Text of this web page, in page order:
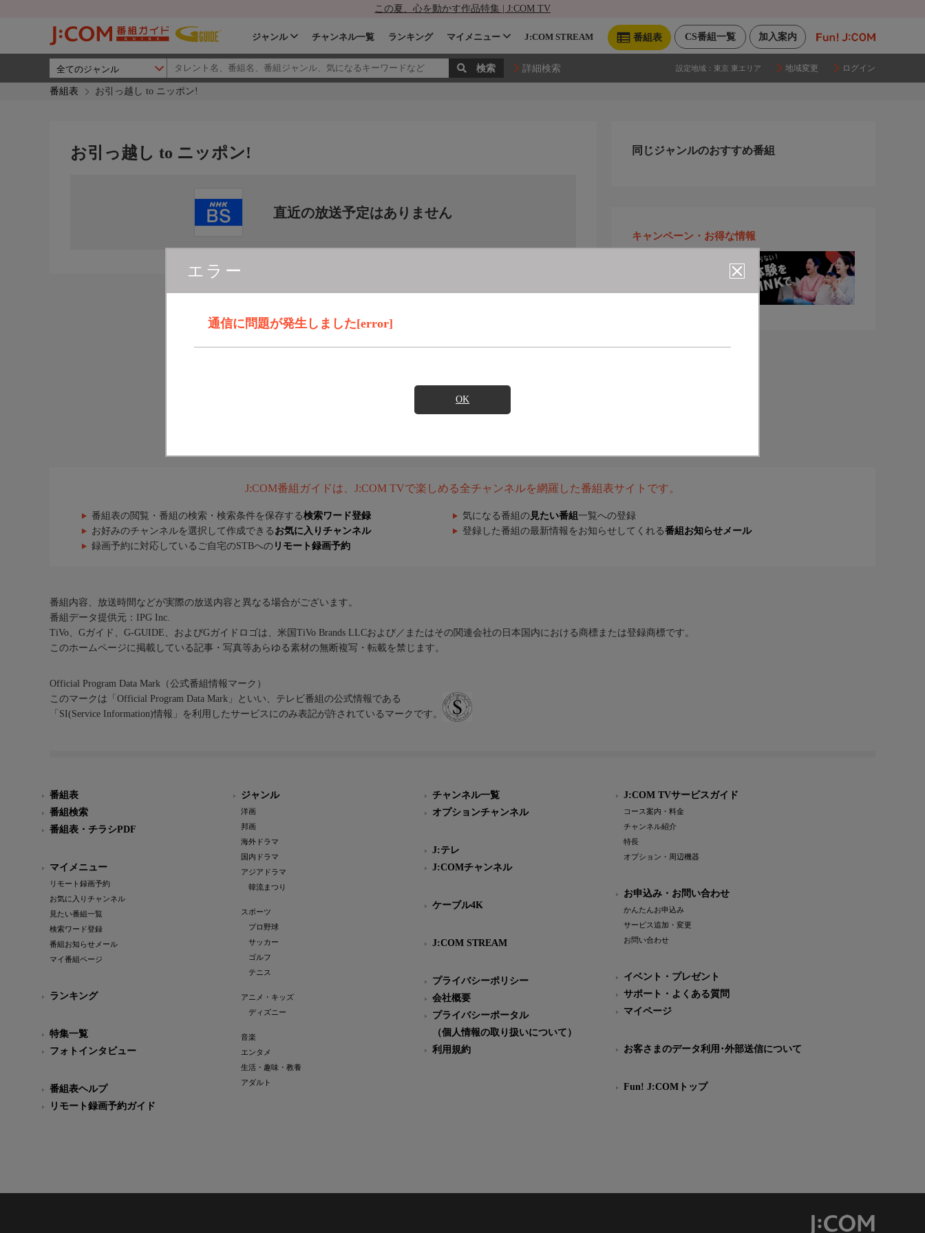
この夏、心を動かす作品特集 | J:COM TV
加入案内
CS番組一覧
番組表
ジャンル チャンネル一覧 ランキング マイメニュー J:COM STREAM
詳細検索 設定地域： 東京 東エリア 地域変更 ログイン
番組表 お引っ越し to ニッポン!
エラー
通信に問題が発生しました[error]
OK
お引っ越し to ニッポン!
直近の放送予定はありません
同じジャンルのおすすめ番組
キャンペーン・お得な情報
J:COM番組ガイドは、J:COM TVで楽しめる全チャンネルを網羅した番組表サイトです。
番組表の閲覧・番組の検索・検索条件を保存する検索ワード登録 気になる番組の 見たい番組 一覧への登録
お好みのチャンネルを選択して作成できる お気に入りチャンネル 登録した番組の最新情報をお知らせしてくれる番組お知らせメール
録画予約に対応しているご自宅のSTBへの リモート録画予約
番組内容、放送時間などが実際の放送内容と異なる場合がございます。
番組データ提供元：IPG Inc.
TiVo、Gガイド、G-GUIDE、およびGガイドロゴは、米国TiVo Brands LLCおよび／またはその関連会社の日本国内における商標または登録商標です。
このホームページに掲載している記事・写真等あらゆる素材の無断複写・転載を禁じます。
Official Program Data Mark（公式番組情報マーク）
このマークは「Official Program Data Mark」といい、テレビ番組の公式情報である
「SI(Service Information)情報」を利用したサービスにのみ表記が許されているマークです。
番組表
番組検索
番組表・チラシPDF
マイメニュー
リモート録画予約
お気に入りチャンネル
見たい番組一覧
検索ワード登録
番組お知らせメール
マイ番組ページ
ランキング
特集一覧
フォトインタビュー
番組表ヘルプ
リモート録画予約ガイド
ジャンル
洋画
邦画
海外ドラマ
国内ドラマ
アジアドラマ
韓流まつり
スポーツ
プロ野球
サッカー
ゴルフ
テニス
アニメ・キッズ
ディズニー
音楽
エンタメ
生活・趣味・教養
アダルト
チャンネル一覧
オプションチャンネル
J:テレ
J:COMチャンネル
ケーブル4K
J:COM STREAM
プライバシーポリシー
会社概要
プライバシーポータル
（個人情報の取り扱いについて）
利用規約
J:COM TVサービスガイド
コース案内・料金
チャンネル紹介
特長
オプション・周辺機器
お申込み・お問い合わせ
かんたんお申込み
サービス追加・変更
お問い合わせ
イベント・プレゼント
サポート・よくある質問
マイページ
お客さまのデータ利用･外部送信について
Fun! J:COMトップ